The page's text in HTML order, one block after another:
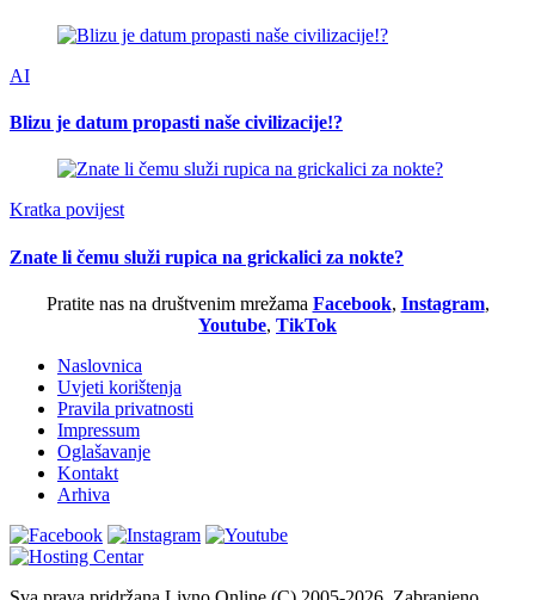
AI
Blizu je datum propasti naše civilizacije!?
Kratka povijest
Znate li čemu služi rupica na grickalici za nokte?
Pratite nas na društvenim mrežama Facebook, Instagram,
Youtube, TikTok
Naslovnica
Uvjeti korištenja
Pravila privatnosti
Impressum
Oglašavanje
Kontakt
Arhiva